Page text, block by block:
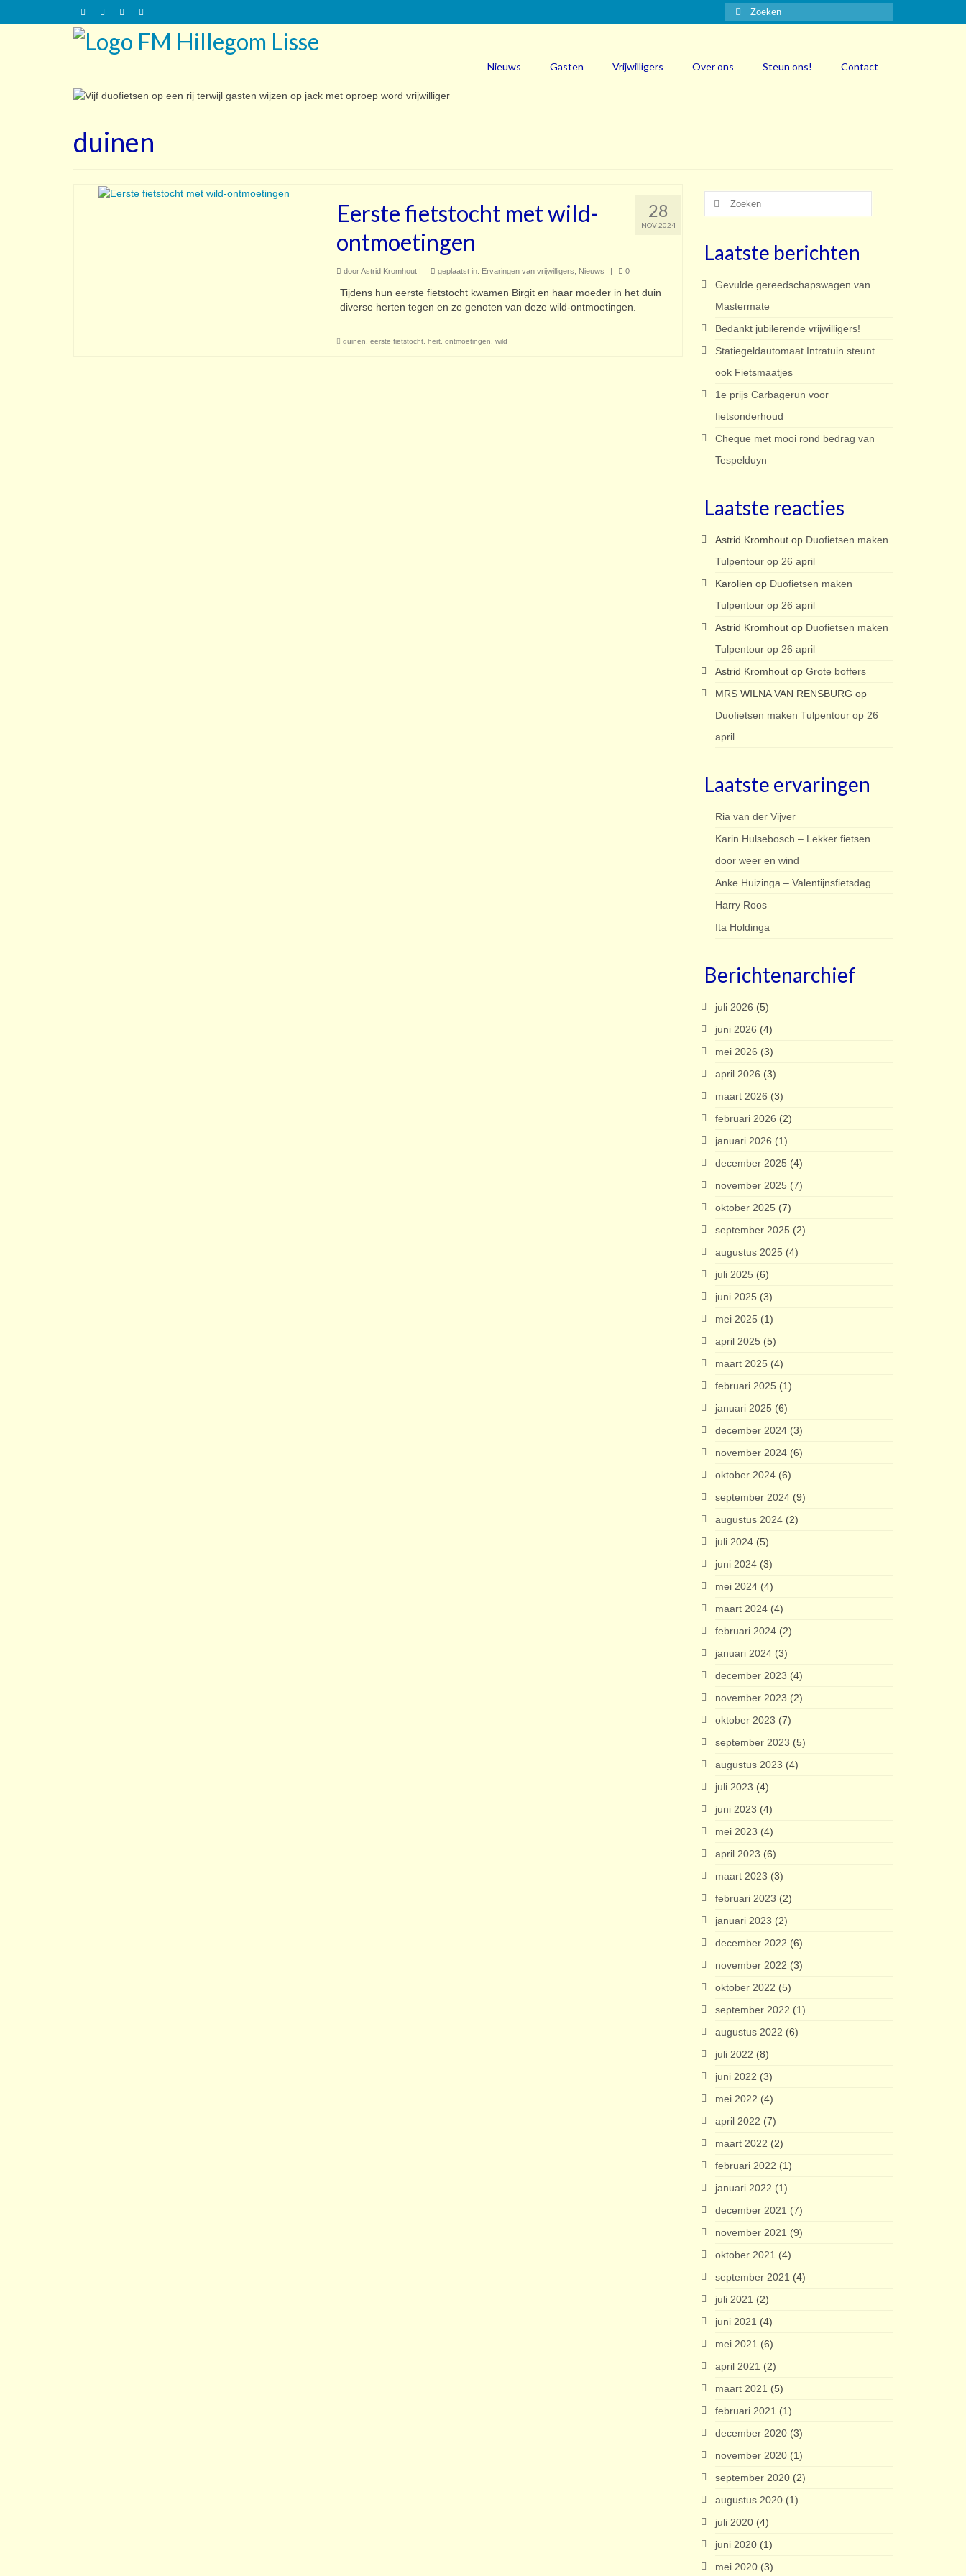
Zoeken
naar:
Nieuws Gasten Vrijwilligers Over ons Steun ons! Contact
duinen
28
NOV 2024
Eerste fietstocht met wild-
ontmoetingen
doorAstrid Kromhout| geplaatst in: Ervaringen van vrijwilligers Nieuws 0
Tijdens hun eerste fietstocht kwamen Birgit en haar moeder in het duin
diverse herten tegen en ze genoten van deze wild-ontmoetingen.
duinen, eerste fietstocht, hert, ontmoetingen, wild
Zoeken
Laatste berichten
Gevulde gereedschapswagen van
Mastermate
Bedankt jubilerende vrijwilligers!
Statiegeldautomaat Intratuin steunt
ook Fietsmaatjes
1e prijs Carbagerun voor
fietsonderhoud
Cheque met mooi rond bedrag van
Tespelduyn
Laatste reacties
Astrid Kromhoutop Duofietsen maken
Tulpentour op 26 april
Karolien op Duofietsen maken
Tulpentour op 26 april
Astrid Kromhoutop Duofietsen maken
Tulpentour op 26 april
Astrid Kromhoutop Grote boffers
MRS WILNA VAN RENSBURG op
Duofietsen maken Tulpentour op 26
april
Laatste ervaringen
Ria van der Vijver
Karin Hulsebosch – Lekker fietsen
door weer en wind
Anke Huizinga – Valentijnsfietsdag
Harry Roos
Ita Holdinga
Berichtenarchief
juli 2026 (5)
juni 2026 (4)
mei 2026 (3)
april 2026 (3)
maart 2026 (3)
februari 2026 (2)
januari 2026 (1)
december 2025 (4)
november 2025 (7)
oktober 2025 (7)
september 2025 (2)
augustus 2025 (4)
juli 2025 (6)
juni 2025 (3)
mei 2025 (1)
april 2025 (5)
maart 2025 (4)
februari 2025 (1)
januari 2025 (6)
december 2024(3)
november 2024(6)
oktober 2024(6)
september 2024(9)
augustus 2024(2)
juli 2024(5)
juni 2024(3)
mei 2024(4)
maart 2024(4)
februari 2024(2)
januari 2024(3)
december 2023 (4)
november 2023 (2)
oktober 2023 (7)
september 2023 (5)
augustus 2023 (4)
juli 2023 (4)
juni 2023 (4)
mei 2023 (4)
april 2023 (6)
maart 2023 (3)
februari 2023 (2)
januari 2023 (2)
december 2022 (6)
november 2022 (3)
oktober 2022 (5)
september 2022 (1)
augustus 2022 (6)
juli 2022 (8)
juni 2022 (3)
mei 2022 (4)
april 2022 (7)
maart 2022 (2)
februari 2022 (1)
januari 2022 (1)
december 2021 (7)
november 2021 (9)
oktober 2021 (4)
september 2021 (4)
juli 2021 (2)
juni 2021 (4)
mei 2021 (6)
april 2021 (2)
maart 2021 (5)
februari 2021 (1)
december 2020(3)
november 2020(1)
september 2020(2)
augustus 2020(1)
juli 2020(4)
juni 2020(1)
mei 2020(3)